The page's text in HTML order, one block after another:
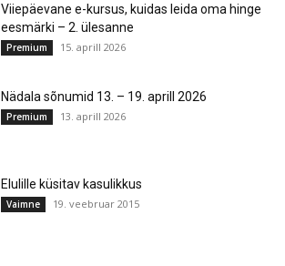
Viiepäevane e-kursus, kuidas leida oma hinge
eesmärki – 2. ülesanne
Premium 15. aprill 2026
Nädala sõnumid 13. – 19. aprill 2026
Premium 13. aprill 2026
Elulille küsitav kasulikkus
Vaimne 19. veebruar 2015